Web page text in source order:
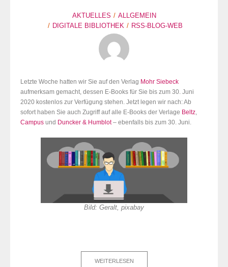
AKTUELLES
ALLGEMEIN
DIGITALE BIBLIOTHEK
RSS-BLOG-WEB
Letzte Woche hatten wir Sie auf den Verlag Mohr Siebeck
aufmerksam gemacht, dessen E-Books für Sie bis zum 30. Juni
2020 kostenlos zur Verfügung stehen. Jetzt legen wir nach: Ab
sofort haben Sie auch Zugriff auf alle E-Books der Verlage Beltz,
Campus und Duncker & Humblot– ebenfalls bis zum 30. Juni.
Bild: Geralt, pixabay
WEITERLESEN